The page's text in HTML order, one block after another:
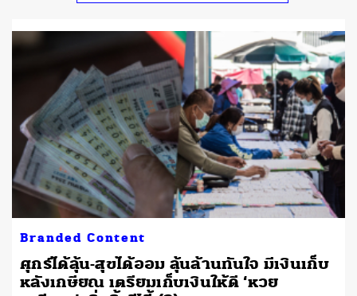
Branded Content
​​ศุกร์ได้ลุ้น-สุขได้ออม ลุ้นล้านทันใจ มีเงินเก็บ
หลังเกษียณ เตรียมเก็บเงินให้ดี ‘หวย